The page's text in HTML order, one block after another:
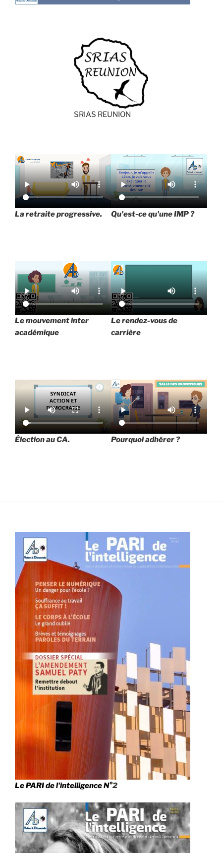
SRIAS REUNION
La retraite progressive. Qu'est-ce qu'une IMP ?
Le mouvement inter
académique
Le rendez-vous de
carrière
Élection au CA. Pourquoi adhérer ?
Le PARI de l'intelligence N°2